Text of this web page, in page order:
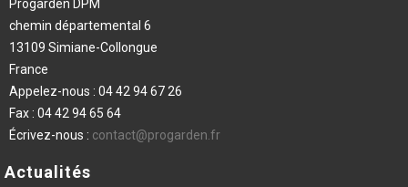
Progarden DPM
chemin départemental 6
13109 Simiane-Collongue
France
Appelez-nous : 04 42 94 67 26
Fax : 04 42 94 65 64
Écrivez-nous : contact@progarden.fr
Actualités